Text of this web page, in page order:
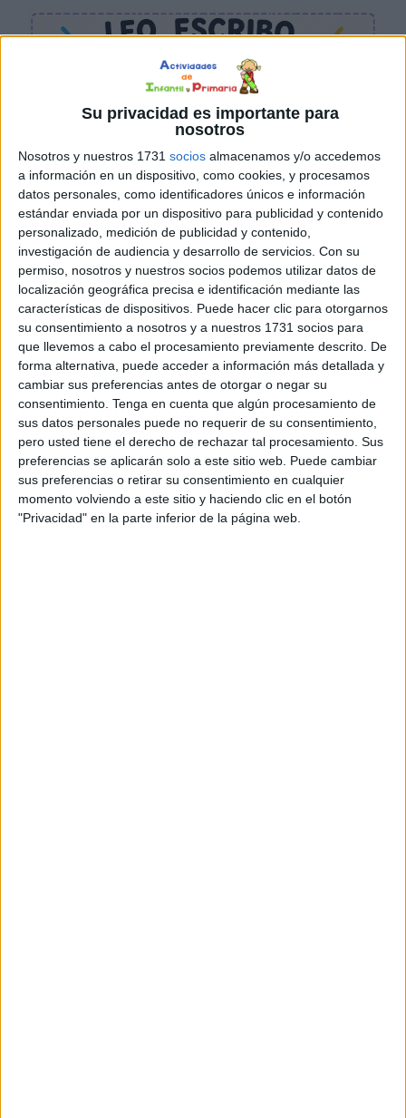
Su privacidad es importante para
nosotros
Nosotros y nuestros 1731 socios almacenamos y/o accedemos
a información en un dispositivo, como cookies, y procesamos
datos personales, como identificadores únicos e información
estándar enviada por un dispositivo para publicidad y contenido
personalizado, medición de publicidad y contenido,
investigación de audiencia y desarrollo de servicios. Con su
permiso, nosotros y nuestros socios podemos utilizar datos de
localización geográfica precisa e identificación mediante las
características de dispositivos. Puede hacer clic para otorgarnos
su consentimiento a nosotros y a nuestros 1731 socios para
que llevemos a cabo el procesamiento previamente descrito. De
forma alternativa, puede acceder a información más detallada y
cambiar sus preferencias antes de otorgar o negar su
consentimiento. Tenga en cuenta que algún procesamiento de
sus datos personales puede no requerir de su consentimiento,
pero usted tiene el derecho de rechazar tal procesamiento. Sus
preferencias se aplicarán solo a este sitio web. Puede cambiar
sus preferencias o retirar su consentimiento en cualquier
momento volviendo a este sitio y haciendo clic en el botón
"Privacidad" en la parte inferior de la página web.
DESCARGAR EN PDF
Leo, escribo y formo oraciones